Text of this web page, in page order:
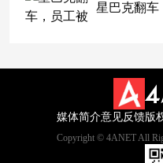
星巴克翻车
媒体简介意见反馈版
Copyright © 4ANET All